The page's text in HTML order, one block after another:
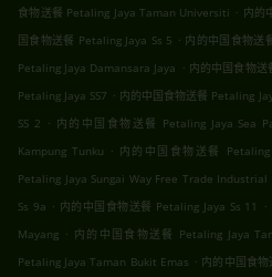
食物送餐 Petaling Jaya Taman Universiti . 内的
国食物送餐 Petaling Jaya Ss 5 . 内的中国食物送
Petaling Jaya Damansara Jaya . 内的中国食物
Petaling Jaya SS7 . 内的中国食物送餐 Petaling
SS 2 . 内的中国食物送餐 Petaling Jaya Sea
Kampung Tunku . 内的中国食物送餐 Petaling
Petaling Jaya Sungai Way Free Trade Industrial
Ss 9a . 内的中国食物送餐 Petaling Jaya Ss 11 .
Mayang . 内的中国食物送餐 Petaling Jaya
Petaling Jaya Taman Bukit Emas . 内的中国食